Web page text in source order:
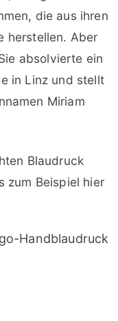
die aus ihren
herstellen. Aber
absolvierte ein
in Linz und stellt
Miriam
Blaudruck
zum Beispiel hier
Handblaudruck